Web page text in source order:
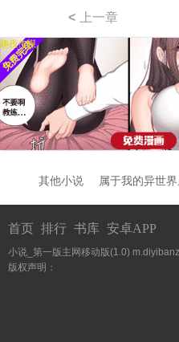
< 上一章
其他小说 属于我的异世
首页 排行 书库 安卓APP
小说_第一版主网移动版(1.0)
版权声明：